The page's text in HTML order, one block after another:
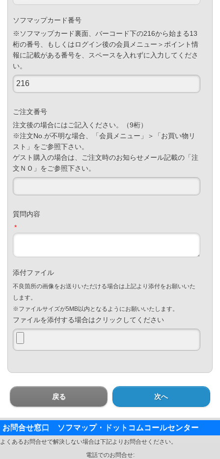
ソフマップカード番号
※ソフマップカード裏面、バーコード下の216から始まる13
桁の番号、もしくはログイン後の会員メニュー＞ポイント情
報に記載がある番号を、スペースを入れずに入力してくださ
い。
ご注文番号
注文後の場合にはご記入ください。（9桁）
※注文No.が不明な場合、「会員メニュー」＞「お買い物リ
スト」をご参照下さい。
ゲスト購入の場合は、ご注文時のお知らせメール記載の「注
文ＮＯ」をご参照下さい。
質問内容
*
添付ファイル
不良箇所の画像をお送りいただける場合は上記より添付をお願いいた
します。
※ファイルサイズが5MB以内となるようにお願いいたします。
ファイルを添付する場合はクリックしてください
戻る 次へ
お問合せ窓口 ソフマップ・ドットコムコールセンター
よくあるお問合せで解決しない場合は下記よりお問合せください。
電話でのお問合せ: